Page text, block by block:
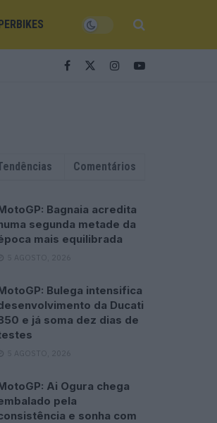
Comentários
Bagnaia acredita
segunda metade da
mais equilibrada
5 AGOSTO, 2026
Bulega intensifica
da Ducati
e já soma dez dias de
5 AGOSTO, 2026
Ai Ogura chega
pela
e sonha com